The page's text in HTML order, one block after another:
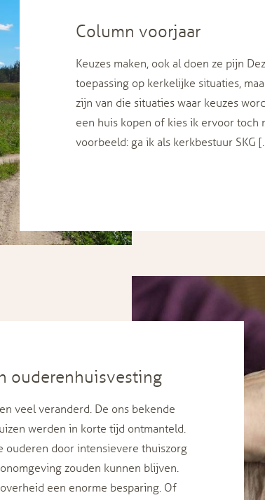
Column voorjaar
Keuzes maken, ook al doen ze pijn
toepassing op kerkelijke situaties,
zijn van die situaties waar keuzes
een huis kopen of kies ik ervoor toch
voorbeeld: ga ik als kerkbestuur SKG
ouderenhuisvesting
veel veranderd. De ons bekende
werden in korte tijd ontmanteld.
ouderen door intensievere thuiszorg
zouden kunnen blijven.
een enorme besparing. Of